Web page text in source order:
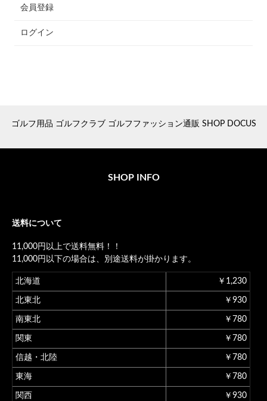
会員登録
ログイン
ゴルフ用品 ゴルフクラブ ゴルフファッション通販 SHOP DOCUS
SHOP INFO
送料について
11,000円以上で送料無料！！
11,000円以下の場合は、別途送料が掛かります。
北海道 ￥1,230
北東北 ￥930
南東北 ￥780
関東 ￥780
信越・北陸 ￥780
東海 ￥780
関西 ￥930